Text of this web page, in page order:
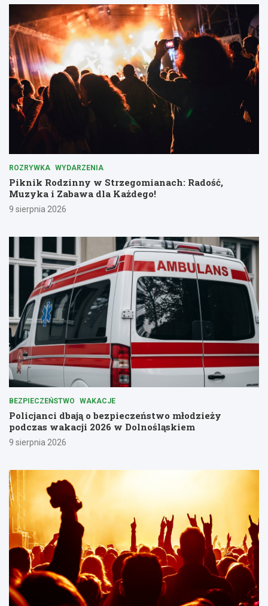
ROZRYWKA WYDARZENIA
Piknik Rodzinny w Strzegomianach: Radość,
Muzyka i Zabawa dla Każdego!
9 sierpnia 2026
BEZPIECZEŃSTWO WAKACJE
Policjanci dbają o bezpieczeństwo młodzieży
podczas wakacji 2026 w Dolnośląskiem
9 sierpnia 2026